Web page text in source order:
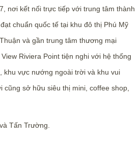
nơi kết nối trực tiếp với trung tâm thành
chuẩn quốc tế tại khu đô thị Phú Mỹ
và gần trung tâm thương mại
Riviera Point tiện nghi với hệ thống
khu vực nướng ngoài trời và khu vui
sở hữu siêu thị mini, coffee shop,
Tấn Trường.